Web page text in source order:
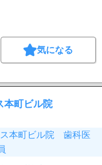
気になる
本町ビル院